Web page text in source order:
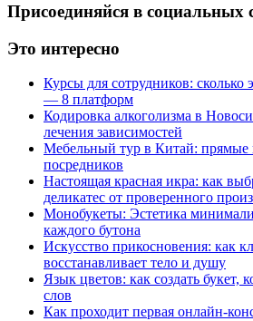
Присоединяйся в социальных
Это интересно
Курсы для сотрудников: сколько
— 8 платформ
Кодировка алкоголизма в
лечения зависимостей
Мебельный тур в Китай: прямые
посредников
Настоящая красная икра: как
деликатес от проверенного
Монобукеты: Эстетика
каждого бутона
Искусство прикосновения: как
восстанавливает тело и душу
Язык цветов: как создать букет,
слов
Как проходит первая онлайн-